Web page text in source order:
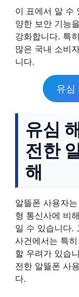
이 표에서 알 수
양한 보안 기능
강화합니다. 특
많은 국내 소비
니다.
유심
유심
전한
해
알뜰폰 사용자
형 통신사에 비
일 수 있습니다.
사건에서는 특
할 우려가 있습
전한 알뜰폰 사
다.